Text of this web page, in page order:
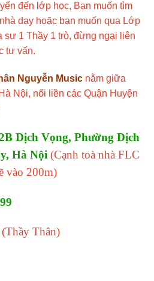
đến lớp học, Bạn muốn tìm
dạy hoặc bạn muốn qua Lớp
sư 1 Thầy 1 trò, đừng ngại liên
tư vấn.
Nguyễn Music nằm giữa
Nội, nối liền các Quận Huyện
Dịch Vọng, Phường Dịch
Hà Nội (Cạnh toà nhà FLC
vào 200m)
(Thầy Thân)